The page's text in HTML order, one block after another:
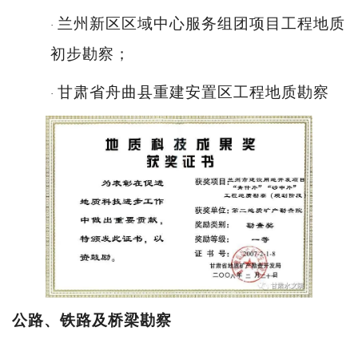
· 兰州新区区域中心服务组团项目工程地质
初步勘察；
· 甘肃省舟曲县重建安置区工程地质勘察
公路、铁路及桥梁勘察